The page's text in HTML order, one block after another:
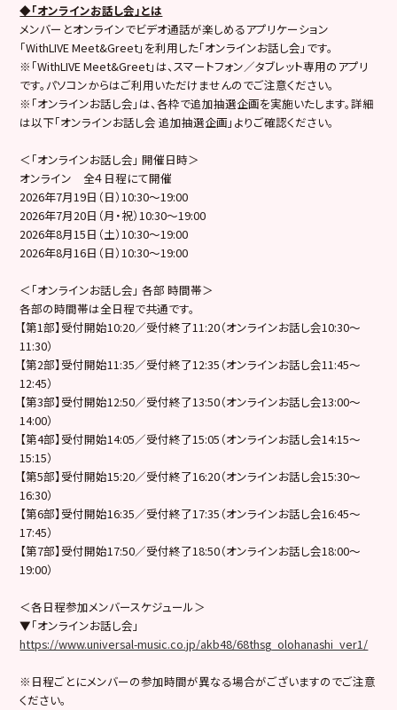
◆「オンラインお話し会」とは
メンバーとオンラインでビデオ通話が楽しめるアプリケーション
「WithLIVE Meet&Greet」を利用した「オンラインお話し会」です。
※「WithLIVE Meet&Greet」は、スマートフォン／タブレット専用のアプリ
です。パソコンからはご利用いただけませんのでご注意ください。
※「オンラインお話し会」は、各枠で追加抽選企画を実施いたします。詳細
は以下「オンラインお話し会 追加抽選企画」よりご確認ください。
＜「オンラインお話し会」 開催日時＞
オンライン 全４日程にて開催
2026年7月19日（日）10:30〜19:00
2026年7月20日（月・祝）10:30〜19:00
2026年8月15日（土）10:30〜19:00
2026年8月16日（日）10:30〜19:00
＜「オンラインお話し会」 各部 時間帯＞
各部の時間帯は全日程で共通です。
【第1部】受付開始10:20／受付終了11:20（オンラインお話し会10:30～
11:30）
【第2部】受付開始11:35／受付終了12:35（オンラインお話し会11:45～
12:45）
【第3部】受付開始12:50／受付終了13:50（オンラインお話し会13:00～
14:00）
【第4部】受付開始14:05／受付終了15:05（オンラインお話し会14:15～
15:15）
【第5部】受付開始15:20／受付終了16:20（オンラインお話し会15:30～
16:30）
【第6部】受付開始16:35／受付終了17:35（オンラインお話し会16:45～
17:45）
【第7部】受付開始17:50／受付終了18:50（オンラインお話し会18:00～
19:00）
＜各日程参加メンバースケジュール＞
▼「オンラインお話し会」
https://www.universal-music.co.jp/akb48/68thsg_olohanashi_ver1/
※日程ごとにメンバーの参加時間が異なる場合がございますのでご注意
ください。